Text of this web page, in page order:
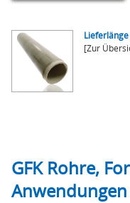
[Zur
GFK Rohre,
Anwendungen